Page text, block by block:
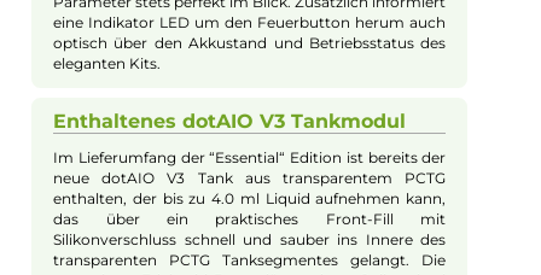
dem dotAIO X Kit hat man immer einen
leistungsstarken Begleiter für ein
geschmacksintensives Vaping-Erlebnis zur Hand.
Leistungsstarker Akku und vielseitige
Dampfmodi
In der Akkueinheit findet eine 18650er Akkuzelle (nicht
enthalten) hinter der magnetischen Abdeckung Platz,
die dem schicken Kit eine variable Ausgangsleistung
von bis zu 60 Watt ermöglicht und über den USB Typ-